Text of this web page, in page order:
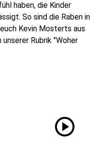
haben, die Kinder
So sind die Raben in
Kevin Mosterts aus
Rubrik "Woher
play_circle